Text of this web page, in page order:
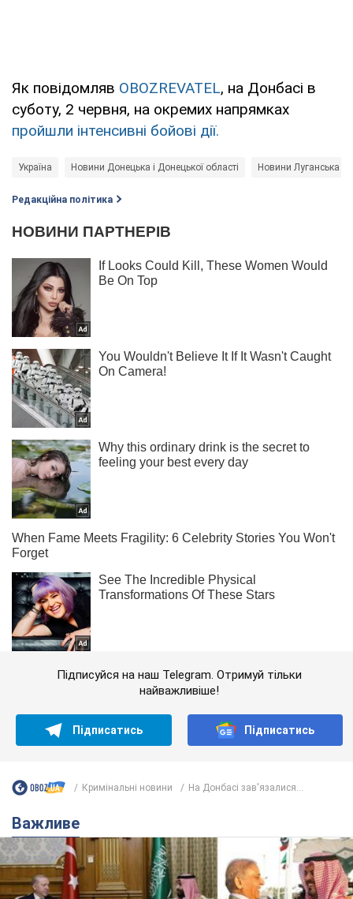
Як повідомляв OBOZREVATEL, на Донбасі в
суботу, 2 червня, на окремих напрямках
пройшли інтенсивні бойові дії.
Україна Новини Донецька і Донецької області Новини Луганська і
Редакційна політика
Підписуйся на наш Telegram. Отримуй тільки
найважливіше!
Підписатись Підписатись
Кримінальні новини На Донбасі зав'язалися...
Важливе